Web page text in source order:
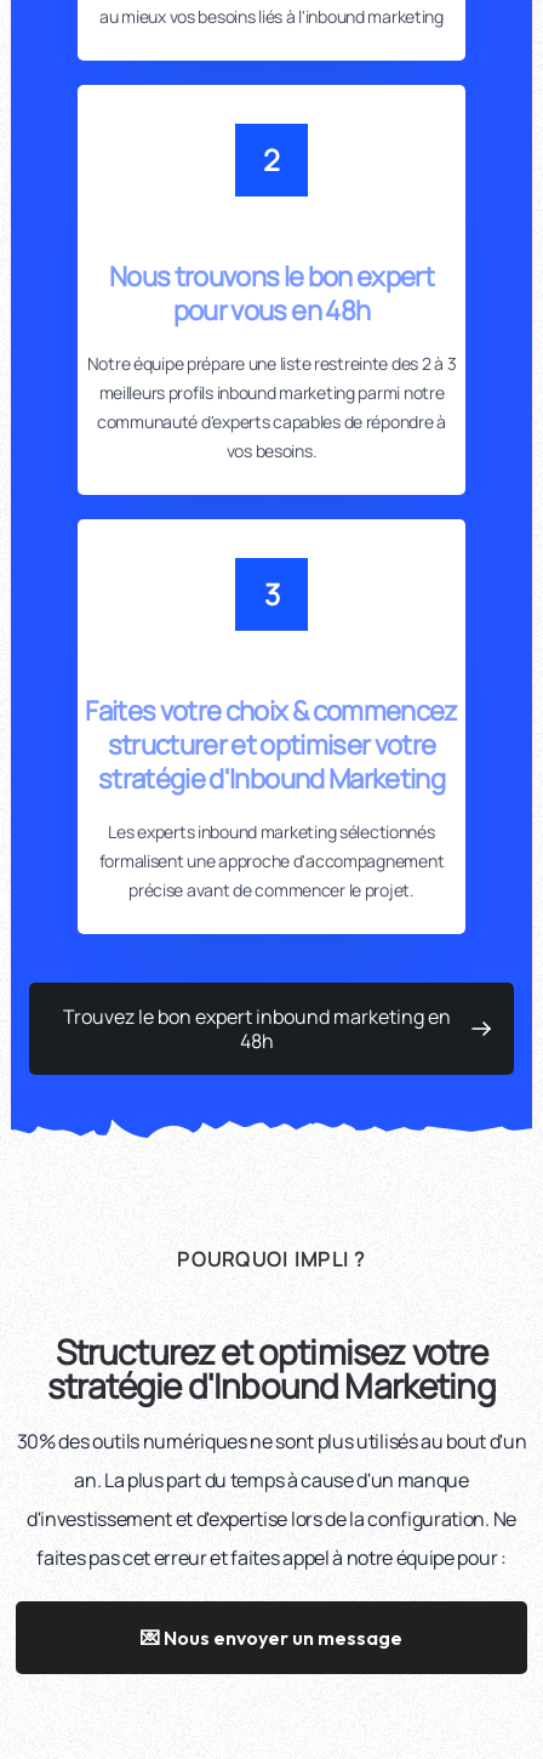
au mieux vos besoins liés à l'inbound marketing
2
Nous trouvons le bon expert
pour vous en 48h
Notre équipe prépare une liste restreinte des 2 à 3
meilleurs profils inbound marketing parmi notre
communauté d'experts capables de répondre à
vos besoins.
3
Faites votre choix & commencez
structurer et optimiser votre
stratégie d'Inbound Marketing
Les experts inbound marketing sélectionnés
formalisent une approche d'accompagnement
précise avant de commencer le projet.
Trouvez le bon expert inbound marketing en
48h
POURQUOI IMPLI ?
Structurez et optimisez votre
stratégie d'Inbound Marketing
30% des outils numériques ne sont plus utilisés au bout d'un
an. La plus part du temps à cause d'un manque
d'investissement et d'expertise lors de la configuration. Ne
faites pas cet erreur et faites appel à notre équipe pour :
💌 Nous envoyer un message